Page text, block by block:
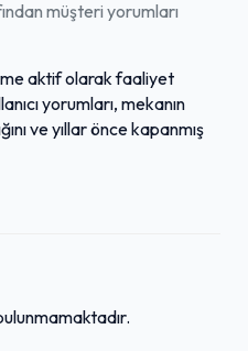
müşteri yorumları
aktif olarak faaliyet
yorumları, mekanın
ve yıllar önce kapanmış